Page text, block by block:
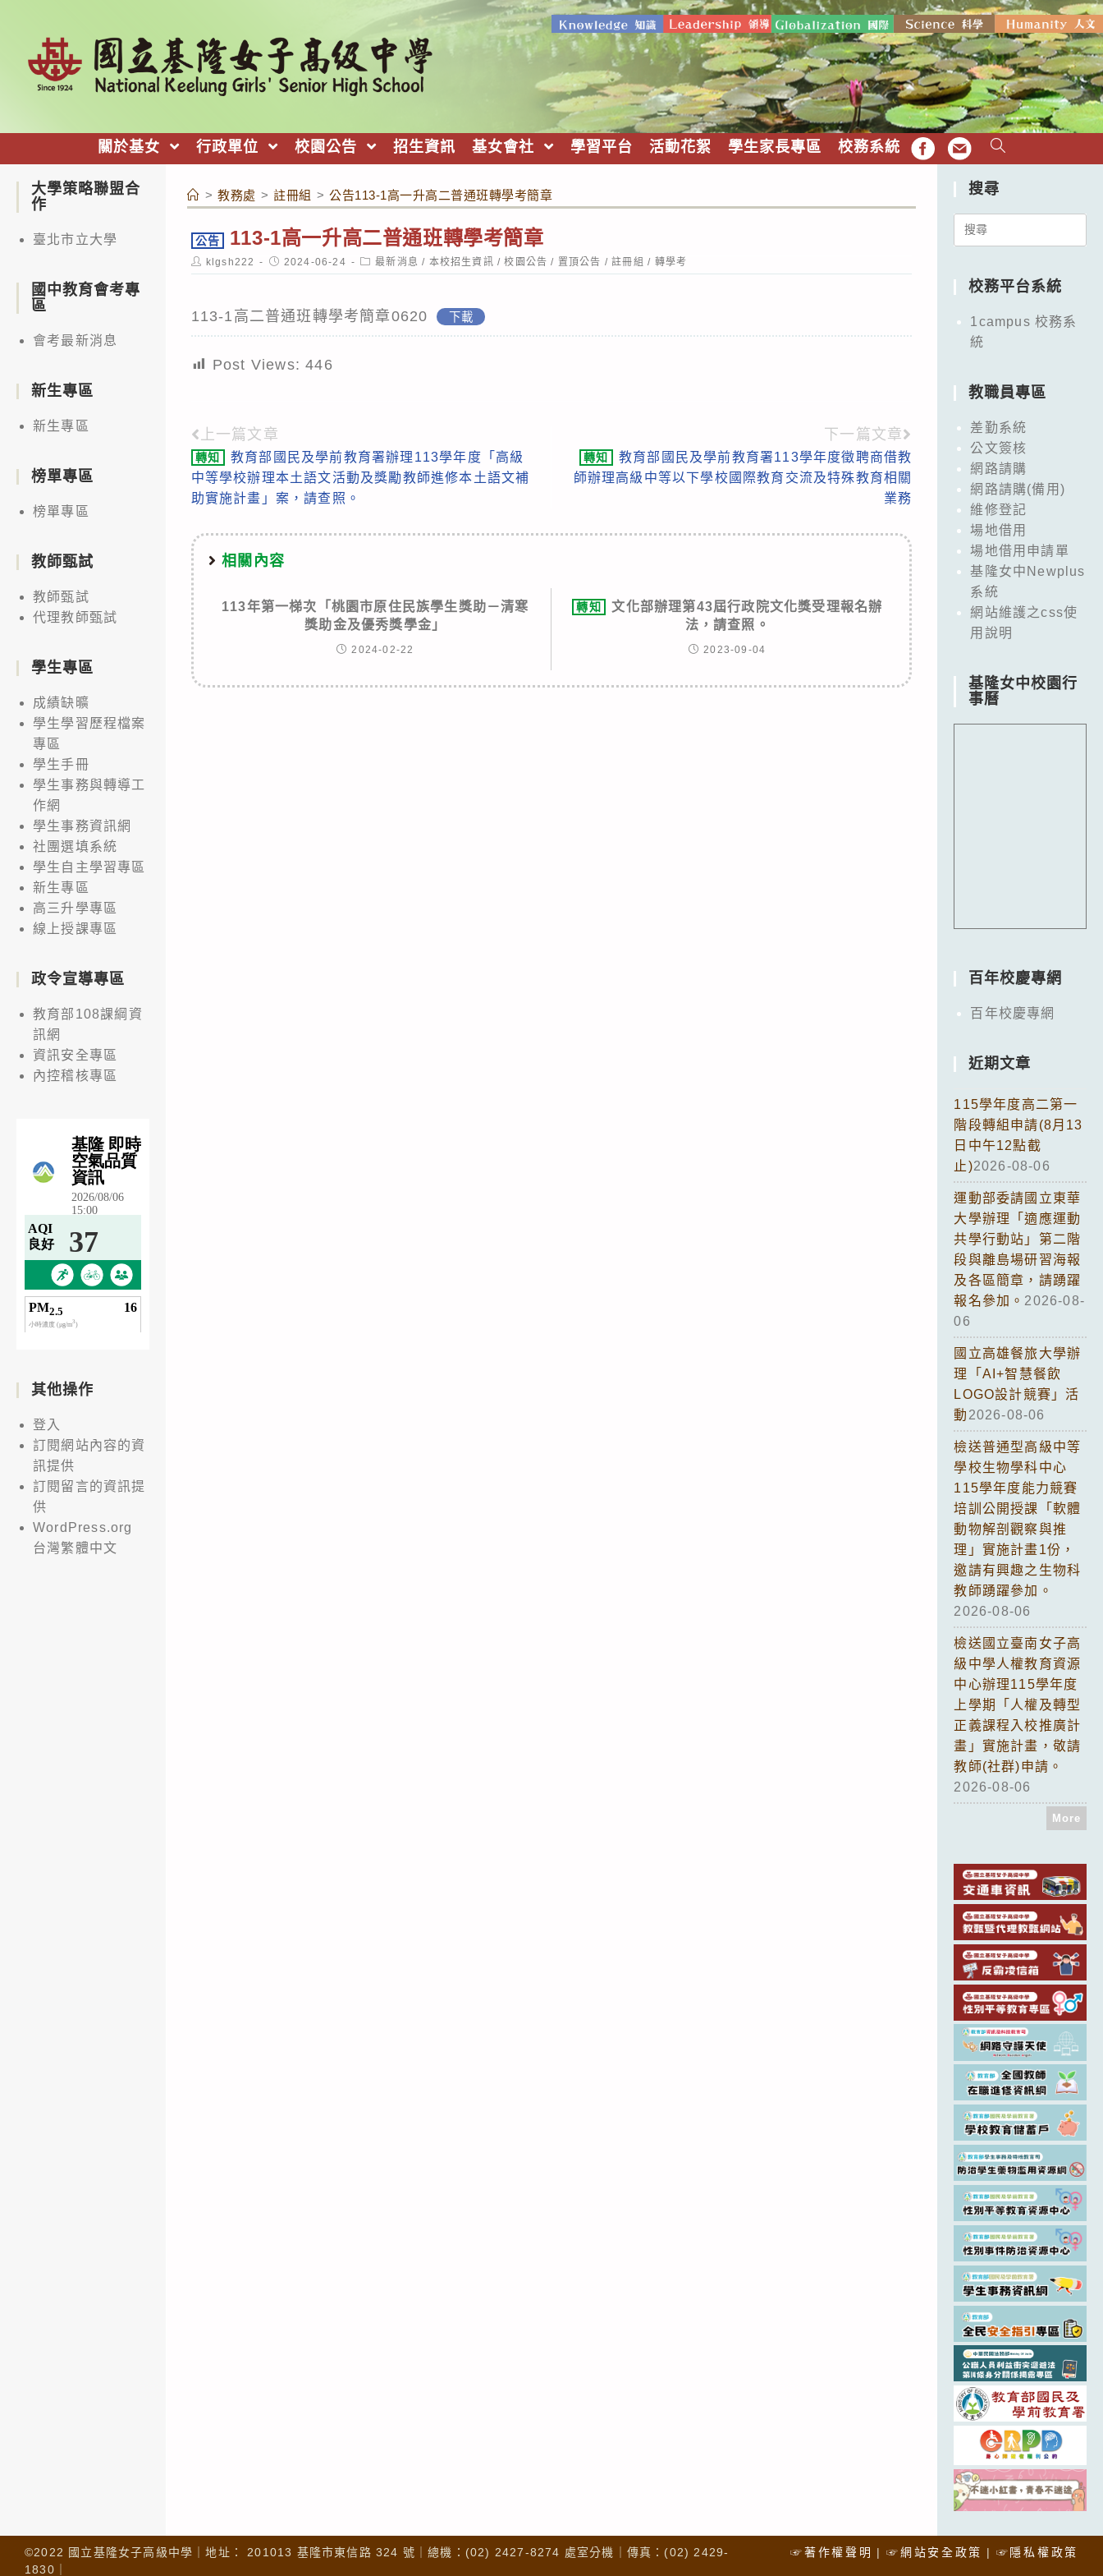
關於基女 行政單位 校園公告 招生資訊 基女會社 學習平台 活動花絮 學生家長專區 校務系統 FB EMAIL
> 教務處 > 註冊組 > 公告113-1高一升高二普通班轉學考簡章
公告 113-1高一升高二普通班轉學考簡章
Post
author:
klgsh222
Post
published:
2024-06-24
Post
category:
最新消息 / 本校招生資訊 / 校園公告 / 置頂公告 / 註冊組 / 轉學考
113-1高二普通班轉學考簡章0620 下載
Post Views: 446
Read
more
articles
上一篇文章
轉知
教育部國民及學前教育署辦理113學年度「高級
中等學校辦理本土語文活動及獎勵教師進修本土語文補
助實施計畫」案，請查照。
下一篇文章
轉知
教育部國民及學前教育署113學年度徵聘商借教
師辦理高級中等以下學校國際教育交流及特殊教育相關
業務
相關內容
113年第一梯次「桃園市原住民族學生獎助－清寒
獎助金及優秀獎學金」
2024-02-22
轉知
文化部辦理第43屆行政院文化獎受理報名辦
法，請查照。
2023-09-04
大學策略聯盟合
作
臺北市立大學
國中教育會考專
區
會考最新消息
新生專區
新生專區
榜單專區
榜單專區
教師甄試
教師甄試
代理教師甄試
學生專區
成績缺曠
學生學習歷程檔案
專區
學生手冊
學生事務與轉導工
作網
學生事務資訊網
社團選填系統
學生自主學習專區
新生專區
高三升學專區
線上授課專區
政令宣導專區
教育部108課綱資
訊網
資訊安全專區
內控稽核專區
其他操作
登入
訂閱網站內容的資
訊提供
訂閱留言的資訊提
供
WordPress.org
台灣繁體中文
搜尋
Search
校務平台系統
1campus 校務系
統
教職員專區
差勤系統
公文簽核
網路請購
網路請購(備用)
維修登記
場地借用
場地借用申請單
基隆女中Newplus
系統
網站維護之css使
用說明
基隆女中校園行
事曆
百年校慶專網
百年校慶專網
近期文章
115學年度高二第一
階段轉組申請(8月13
日中午12點截
止)2026-08-06
運動部委請國立東華
大學辦理「適應運動
共學行動站」第二階
段與離島場研習海報
及各區簡章，請踴躍
報名參加。 2026-08-
06
國立高雄餐旅大學辦
理「AI+智慧餐飲
LOGO設計競賽」活
動 2026-08-06
檢送普通型高級中等
學校生物學科中心
115學年度能力競賽
培訓公開授課「軟體
動物解剖觀察與推
理」實施計畫1份，
邀請有興趣之生物科
教師踴躍參加。
2026-08-06
檢送國立臺南女子高
級中學人權教育資源
中心辦理115學年度
上學期「人權及轉型
正義課程入校推廣計
畫」實施計畫，敬請
教師(社群)申請。
2026-08-06
More
☞著作權聲明 ☞網站安全政策 ☞隱私權政策
©2022 國立基隆女子高級中學｜地址： 201013 基隆市東信路 324 號｜總機：(02) 2427-8274 處室分機｜傳真：(02) 2429-
1830｜